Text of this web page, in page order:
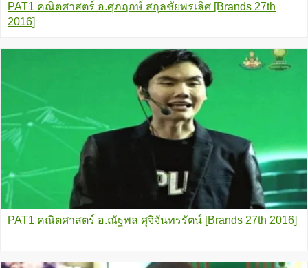
PAT1 คณิตศาสตร์ อ.ศุภฤกษ์ สกุลชัยพรเลิศ [Brands 27th
2016]
PAT1 คณิตศาสตร์ อ.ณัฐพล ศุจิจันทรรัตน์ [Brands 27th 2016]